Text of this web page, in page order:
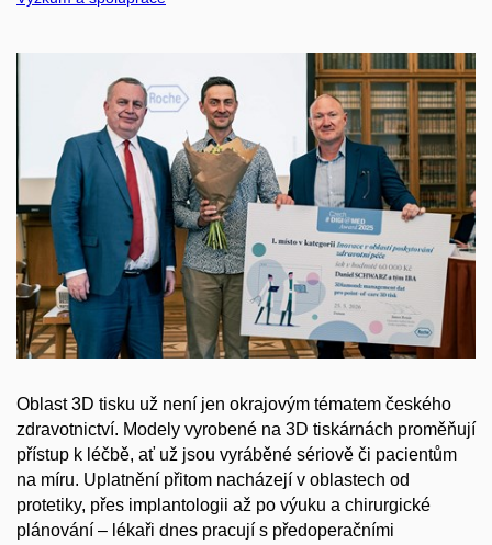
Oblast 3D tisku už není jen okrajovým tématem českého
zdravotnictví. Modely vyrobené na 3D tiskárnách proměňují
přístup k léčbě, ať už jsou vyráběné sériově či pacientům
na míru. Uplatnění přitom nacházejí v oblastech od
protetiky, přes implantologii až po výuku a chirurgické
plánování – lékaři dnes pracují s předoperačními